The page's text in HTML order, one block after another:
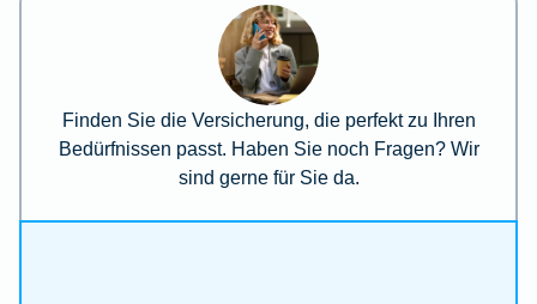
Finden Sie die Versicherung, die perfekt zu Ihren
Bedürfnissen passt. Haben Sie noch Fragen? Wir
sind gerne für Sie da.